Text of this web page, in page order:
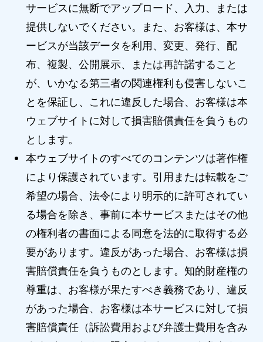
サービスに無断でアップロード、入力、または
提供しないでください。また、お客様は、本サ
ービスが当該データを利用、変更、発行、配
布、複製、公開展示、または再許諾すること
が、いかなる第三者の関連権利も侵害しないこ
とを保証し、これに違反した場合、お客様は本
ウェブサイトに対して損害賠償責任を負うもの
とします。
本ウェブサイトのすべてのコンテンツは著作権
により保護されています。引用または転載をご
希望の場合、法令により明示的に許可されてい
る場合を除き、事前に本サービスまたはその他
の権利者の書面による同意を法的に取得する必
要があります。違反があった場合、お客様は損
害賠償責任を負うものとします。知的財産権の
尊重は、お客様が果たすべき義務であり、違反
があった場合、お客様は本サービスに対して損
害賠償責任（訴訟費用および弁護士費用を含み